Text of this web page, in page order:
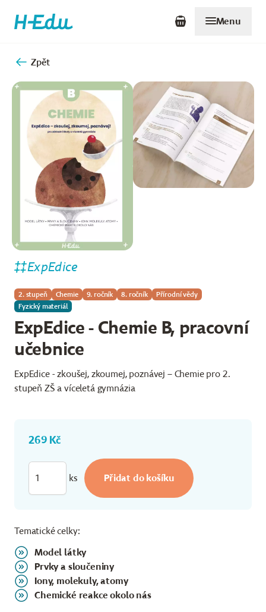
Menu
Zpět
ExpEdice
2. stupeň Chemie 9. ročník 8. ročník
Přírodní vědy
Fyzický materiál
ExpEdice - Chemie B, pracovní
učebnice
ExpEdice - zkoušej, zkoumej, poznávej – Chemie pro 2.
stupeň ZŠ a víceletá gymnázia
269 Kč
ks
Tematické celky:
Model látky
Prvky a sloučeniny
Iony, molekuly, atomy
Chemické reakce okolo nás